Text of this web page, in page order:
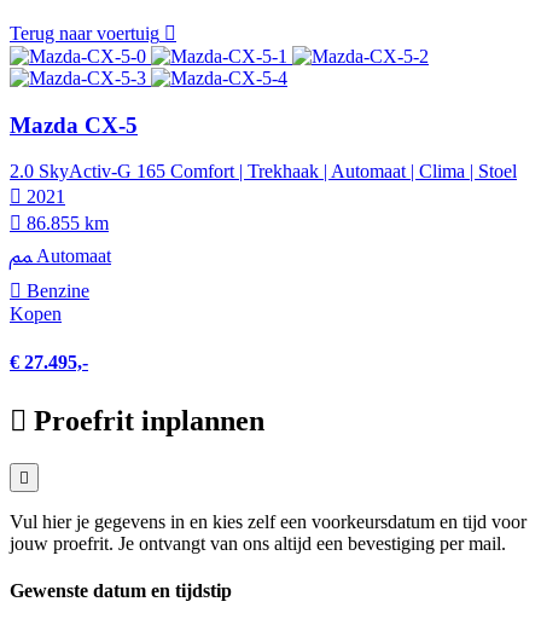
Terug naar voertuig
Mazda CX-5
2.0 SkyActiv-G 165 Comfort | Trekhaak | Automaat | Clima | Stoel
2021
86.855 km
Automaat
Benzine
Kopen
€ 27.495,-
Proefrit inplannen
Vul hier je gegevens in en kies zelf een voorkeursdatum en tijd voor
jouw proefrit. Je ontvangt van ons altijd een bevestiging per mail.
Gewenste datum en tijdstip